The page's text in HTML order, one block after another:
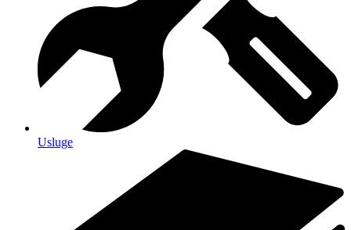
Usluge